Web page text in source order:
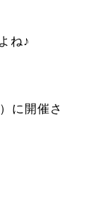
ね♪
に開催さ